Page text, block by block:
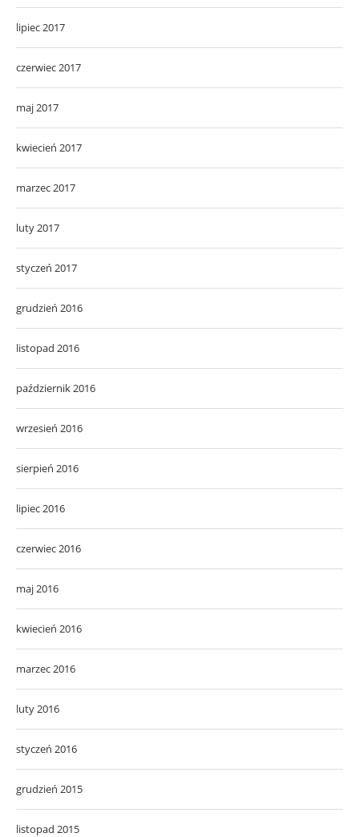
lipiec 2017
czerwiec 2017
maj 2017
kwiecień 2017
marzec 2017
luty 2017
styczeń 2017
grudzień 2016
listopad 2016
październik 2016
wrzesień 2016
sierpień 2016
lipiec 2016
czerwiec 2016
maj 2016
kwiecień 2016
marzec 2016
luty 2016
styczeń 2016
grudzień 2015
listopad 2015